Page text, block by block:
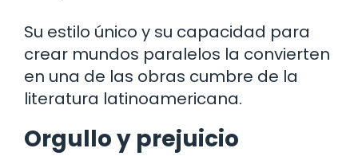
Su estilo único y su capacidad para
crear mundos paralelos la convierten
en una de las obras cumbre de la
literatura latinoamericana.
Orgullo y prejuicio